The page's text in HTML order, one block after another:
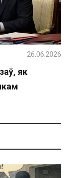
як
26.06.2026